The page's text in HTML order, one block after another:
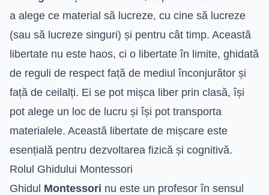
a alege ce material să lucreze, cu cine să lucreze
(sau să lucreze singuri) și pentru cât timp. Această
libertate nu este haos, ci o libertate în limite, ghidată
de reguli de respect față de mediul înconjurător și
față de ceilalți. Ei se pot mișca liber prin clasă, își
pot alege un loc de lucru și își pot transporta
materialele. Această libertate de mișcare este
esențială pentru dezvoltarea fizică și cognitivă.
Rolul Ghidului Montessori
Ghidul Montessori nu este un profesor în sensul